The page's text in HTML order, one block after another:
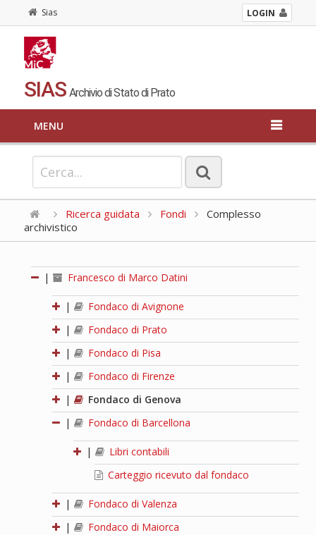
Sias LOGIN
SIAS Archivio di Stato di Prato
MENU
Ricerca guidata Fondi
Complesso
archivistico
| Francesco di Marco Datini
|
Fondaco di Avignone
|
Fondaco di Prato
|
Fondaco di Pisa
|
Fondaco di Firenze
|
Fondaco di Genova
|
Fondaco di Barcellona
|
Libri contabili
Carteggio ricevuto dal fondaco
|
Fondaco di Valenza
|
Fondaco di Maiorca